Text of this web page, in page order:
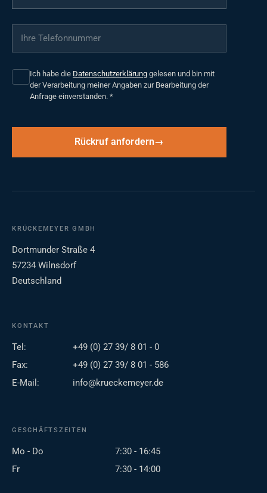
Ihre Telefonnummer
Ich habe die Datenschutzerklärung gelesen und bin mit
der Verarbeitung meiner Angaben zur Bearbeitung der
Anfrage einverstanden. *
Rückruf anfordern
KRÜCKEMEYER GMBH
Dortmunder Straße 4
57234 Wilnsdorf
Deutschland
KONTAKT
Tel:
+49 (0) 27 39/ 8 01 - 0
Fax:
+49 (0) 27 39/ 8 01 - 586
E-Mail:
info@krueckemeyer.de
GESCHÄFTSZEITEN
Mo - Do
7:30 - 16:45
Fr
7:30 - 14:00